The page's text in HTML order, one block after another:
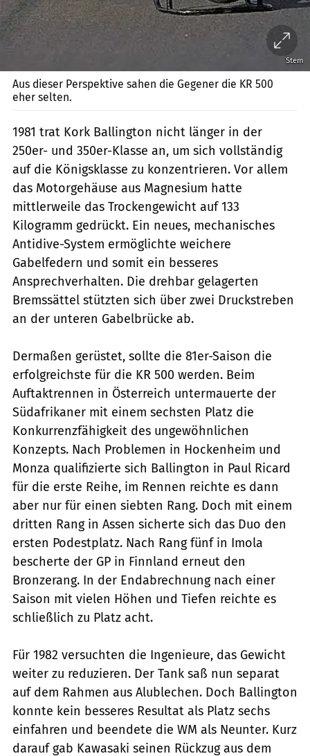
Stem
Aus dieser Perspektive sahen die Gegener die KR 500
eher selten.
1981 trat Kork Ballington nicht länger in der
250er- und 350er-Klasse an, um sich vollständig
auf die Königsklasse zu konzentrieren. Vor allem
das Motorgehäuse aus Magnesium hatte
mittlerweile das Trockengewicht auf 133
Kilogramm gedrückt. Ein neues, mechanisches
Antidive-System ermöglichte weichere
Gabelfedern und somit ein besseres
Ansprechverhalten. Die drehbar gelagerten
Bremssättel stützten sich über zwei Druckstreben
an der unteren Gabelbrücke ab.
Dermaßen gerüstet, sollte die 81er-Saison die
erfolgreichste für die KR 500 werden. Beim
Auftaktrennen in Österreich untermauerte der
Südafrikaner mit einem sechsten Platz die
Konkurrenzfähigkeit des ungewöhnlichen
Konzepts. Nach Problemen in Hockenheim und
Monza qualifizierte sich Ballington in Paul Ricard
für die erste Reihe, im Rennen reichte es dann
aber nur für einen siebten Rang. Doch mit einem
dritten Rang in Assen sicherte sich das Duo den
ersten Podestplatz. Nach Rang fünf in Imola
bescherte der GP in Finnland erneut den
Bronzerang. In der Endabrechnung nach einer
Saison mit vielen Höhen und Tiefen reichte es
schließlich zu Platz acht.
Für 1982 versuchten die Ingenieure, das Gewicht
weiter zu reduzieren. Der Tank saß nun separat
auf dem Rahmen aus Alublechen. Doch Ballington
konnte kein besseres Resultat als Platz sechs
einfahren und beendete die WM als Neunter. Kurz
darauf gab Kawasaki seinen Rückzug aus dem